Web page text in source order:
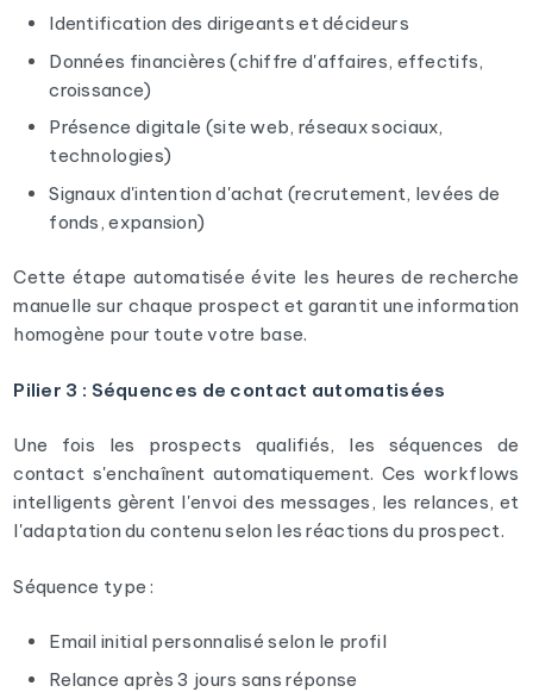
Identification des dirigeants et décideurs
Données financières (chiffre d'affaires, effectifs,
croissance)
Présence digitale (site web, réseaux sociaux,
technologies)
Signaux d'intention d'achat (recrutement, levées de
fonds, expansion)
Cette étape automatisée évite les heures de recherche
manuelle sur chaque prospect et garantit une information
homogène pour toute votre base.
Pilier 3 : Séquences de contact automatisées
Une fois les prospects qualifiés, les séquences de
contact s'enchaînent automatiquement. Ces workflows
intelligents gèrent l'envoi des messages, les relances, et
l'adaptation du contenu selon les réactions du prospect.
Séquence type :
Email initial personnalisé selon le profil
Relance après 3 jours sans réponse